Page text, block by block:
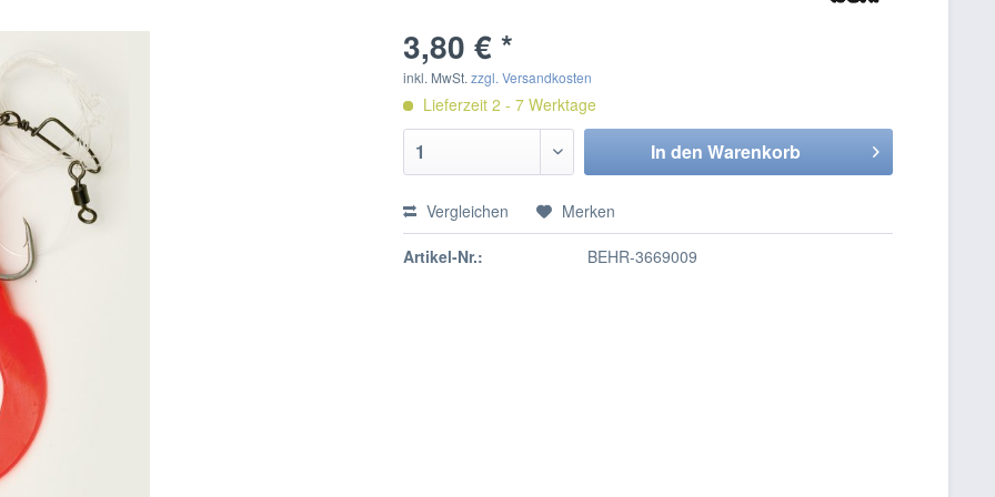
3,80 € *
inkl. MwSt.zzgl. Versandkosten
Lieferzeit 2 - 7 Werktage
In den Warenkorb
Vergleichen Merken
Artikel-Nr.: BEHR-3669009